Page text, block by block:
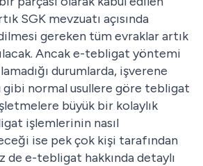
SGK mevzuatı açısında
gereken tüm evraklar artık
Ancak e-tebligat yöntemi
durumlarda, işverene
gibi normal usullere göre tebligat
büyük bir kolaylık
işlemlerinin nasıl
ise pek çok kişi tarafından
de e-tebligat hakkında detaylı